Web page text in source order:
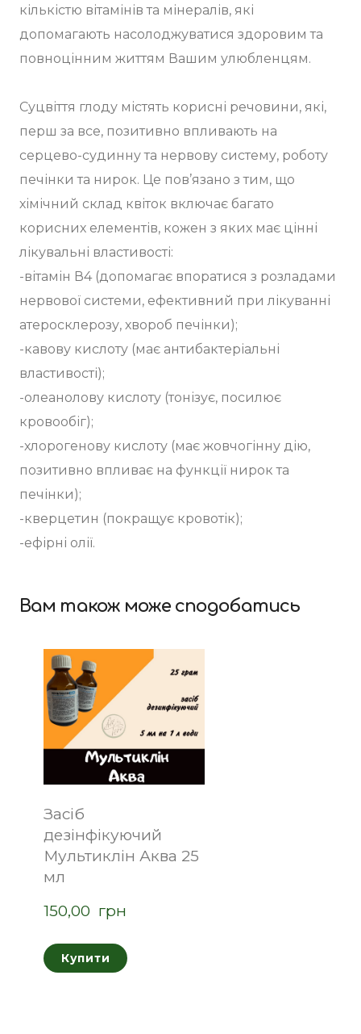
кількістю вітамінів та мінералів, які
допомагають насолоджуватися здоровим та
повноцінним життям Вашим улюбленцям.
Суцвіття глоду містять корисні речовини, які,
перш за все, позитивно впливають на
серцево-судинну та нервову систему, роботу
печінки та нирок. Це пов’язано з тим, що
хімічний склад квіток включає багато
корисних елементів, кожен з яких має цінні
лікувальні властивості:
-вітамін В4 (допомагає впоратися з розладами
нервової системи, ефективний при лікуванні
атеросклерозу, хвороб печінки);
-кавову кислоту (має антибактеріальні
властивості);
-олеанолову кислоту (тонізує, посилює
кровообіг);
-хлорогенову кислоту (має жовчогінну дію,
позитивно впливає на функції нирок та
печінки);
-кверцетин (покращує кровотік);
-ефірні олії.
Вам також може сподобатись
Засіб
дезінфікуючий
Мультиклін Аква 25
мл
150,00  грн
Купити